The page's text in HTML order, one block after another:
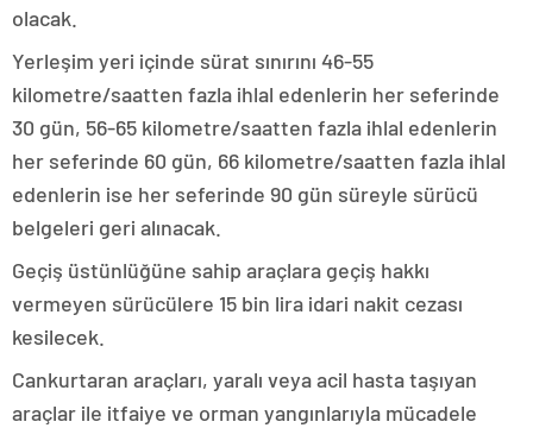
olacak.
Yerleşim yeri içinde sürat sınırını 46-55
kilometre/saatten fazla ihlal edenlerin her seferinde
30 gün, 56-65 kilometre/saatten fazla ihlal edenlerin
her seferinde 60 gün, 66 kilometre/saatten fazla ihlal
edenlerin ise her seferinde 90 gün süreyle sürücü
belgeleri geri alınacak.
Geçiş üstünlüğüne sahip araçlara geçiş hakkı
vermeyen sürücülere 15 bin lira idari nakit cezası
kesilecek.
Cankurtaran araçları, yaralı veya acil hasta taşıyan
araçlar ile itfaiye ve orman yangınlarıyla mücadele